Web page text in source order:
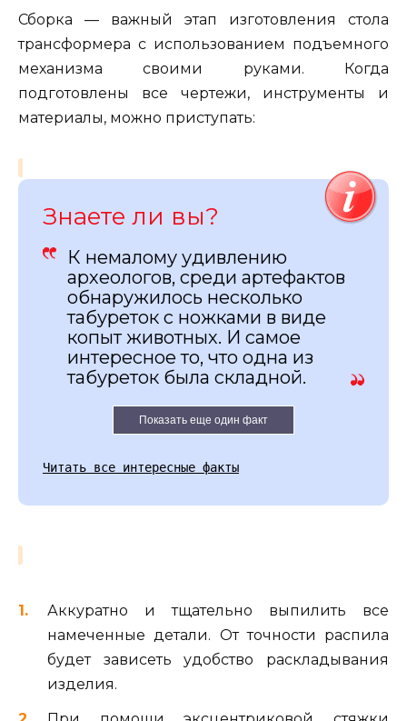
Сборка — важный этап изготовления стола
трансформера с использованием подъемного
механизма своими руками. Когда
подготовлены все чертежи, инструменты и
материалы, можно приступать:
Знаете ли вы?
К немалому удивлению
археологов, среди артефактов
обнаружилось несколько
табуреток с ножками в виде
копыт животных. И самое
интересное то, что одна из
табуреток была складной.
Показать еще один факт
Читать все интересные факты
Аккуратно и тщательно выпилить все
намеченные детали. От точности распила
будет зависеть удобство раскладывания
изделия.